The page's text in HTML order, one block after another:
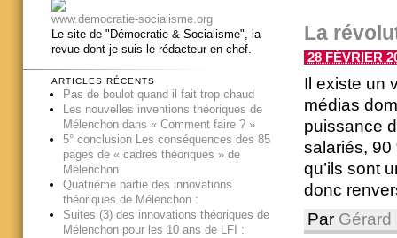
La
28 FÉVRIER
Il existe un
médias
puissance
salariés, 90
qu’ils sont
donc
Par Gérard
www.democratie-socialisme.org
Le site de "Démocratie & Socialisme", la
revue dont je suis le rédacteur en chef.
ARTICLES RÉCENTS
Pas de boulot quand il fait trop chaud
Les nouvelles inventions théoriques de
Mélenchon dans « Comment faire ? »
5° conclusion Les conséquences des 85
pages de « cadres théoriques » de
Mélenchon
Quatrième partie des innovations
théoriques de Mélenchon :
Suites (3) des innovations théoriques de
Mélenchon pour les 10 ans de LFI :